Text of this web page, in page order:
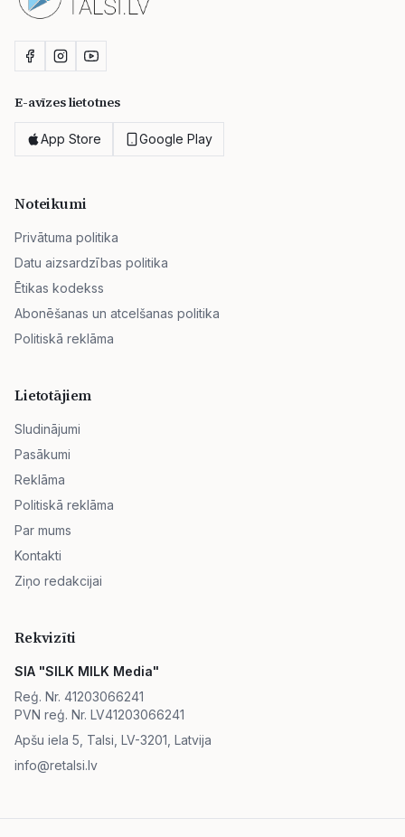
E-avīzes lietotnes
App Store Google Play
Noteikumi
Privātuma politika
Datu aizsardzības politika
Ētikas kodekss
Abonēšanas un atcelšanas politika
Politiskā reklāma
Lietotājiem
Sludinājumi
Pasākumi
Reklāma
Politiskā reklāma
Par mums
Kontakti
Ziņo redakcijai
Rekvizīti
SIA "SILK MILK Media"
Reģ. Nr. 41203066241
PVN reģ. Nr. LV41203066241
Apšu iela 5, Talsi, LV-3201, Latvija
info@retalsi.lv